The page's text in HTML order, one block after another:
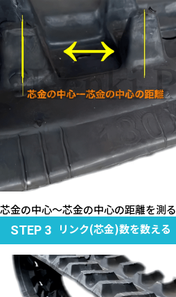
芯金の中心～芯金の中心の距離を測る
STEP 3
リンク(芯金)数を数える